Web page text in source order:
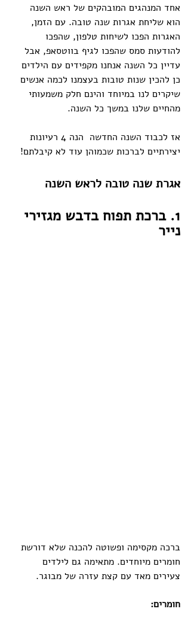
אחד המנהגים המובהקים של ראש השנה
הוא שליחת אגרות שנה טובה. עם הזמן,
האגרות הפכו לשיחות טלפון, שהפכו
להודעות סמס שהפכו לגיף בווטסאפ, אבל
עדיין כל השנה אנחנו מקפידים עם הילדים
כן להכין שנות טובות בעצמנו לכמה אנשים
שיקרים לנו במיוחד והינם חלק משמעותי
מהחיים שלנו במשך כל השנה.
אז לכבוד השנה החדשה  הנה 4 רעיונות
יצירתיים לברכות שכמוהן עוד לא קיבלתם!
אגרת שנה טובה לראש השנה
1. ברכת תפוח בדבש מגזירי
נייר
ברכה מקסימה ופשוטה להכנה שלא דורשת
חומרים מיוחדים. מתאימה גם לילדים
צעירים מאד עם קצת עזרה של מבוגר.
חומרים: